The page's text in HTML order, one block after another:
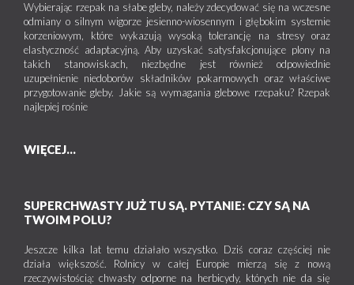
Wybierając rzepak na słabe gleby, należy zdecydować się na wczesne
odmiany o silnym wigorze jesienno-wiosennym i głębokim systemie
korzeniowym, które wykazują wysoką tolerancję na stresy oraz
elastyczność adaptacyjną. Aby uzyskać satysfakcjonujące plony na
takich stanowiskach, niezbędne jest również odpowiednie
uzupełnienie niedoborów składników pokarmowych oraz właściwe
przygotowanie gleby. Jakie są wymagania glebowe rzepaku? Rzepak
najlepiej rośnie
WIĘCEJ...
SUPERCHWASTY JUŻ TU SĄ. PYTANIE: CZY SĄ NA
TWOIM POLU?
Jeszcze kilka lat temu działało wszystko. Dziś coraz częściej nie
działa większość. Rolnicy w całej Europie mierzą się z nową
rzeczywistością: chwasty odporne na herbicydy, których nie da się